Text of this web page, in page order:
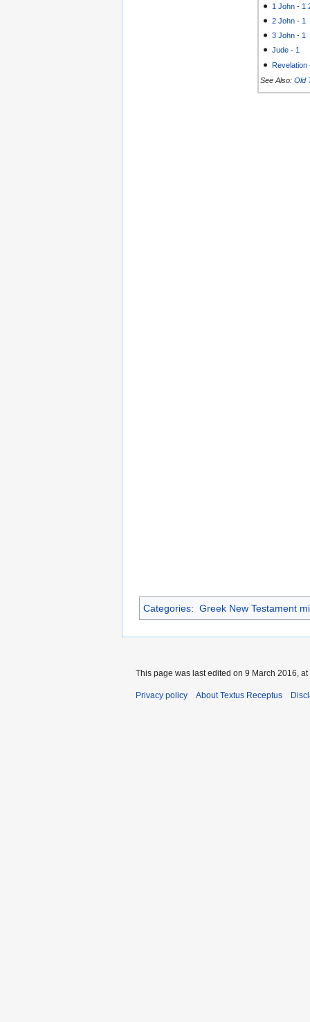
1 John - 1
2 John - 1
3 John - 1
Jude -1
Revelation
See Also: Old
Categories: Greek New Testament
This page was last edited on 9 March 2016, at
Privacy policy About Textus Receptus